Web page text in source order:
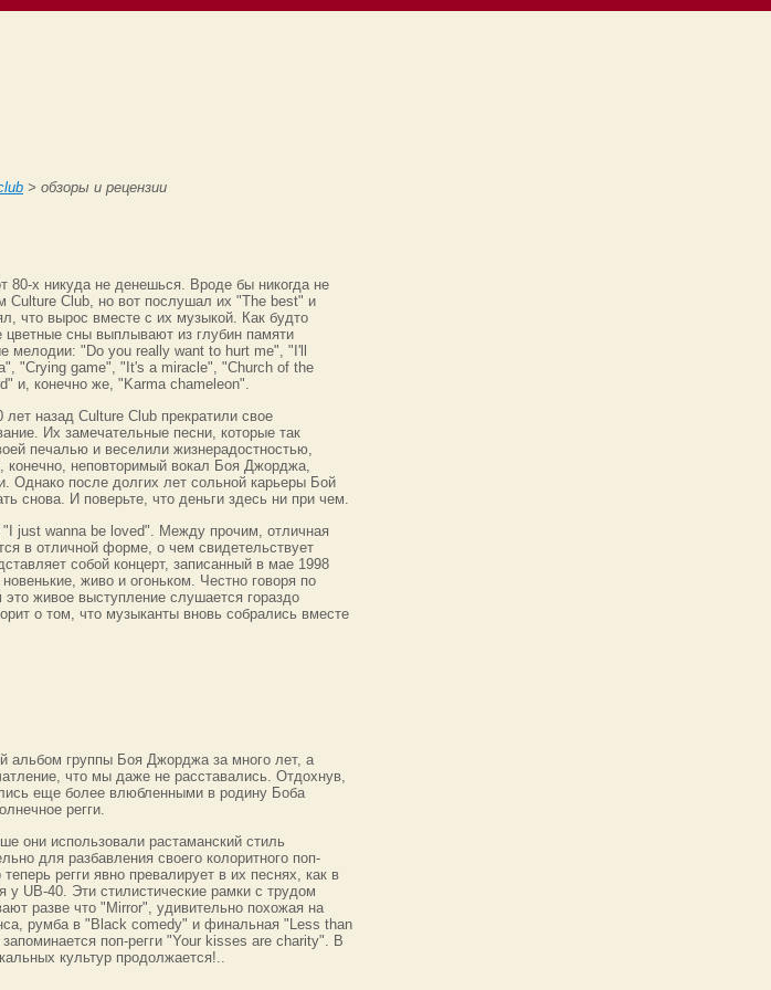
> обзоры и рецензии
80-х никуда не денешься. Вроде бы никогда не
Culture Club, но вот послушал их "The best" и
что вырос вместе с их музыкой. Как будто
цветные сны выплывают из глубин памяти
мелодии: "Do you really want to hurt me", "I'll
"Crying game", "It's a miracle", "Church of the
и, конечно же, "Karma chameleon".
назад Culture Club прекратили свое
Их замечательные песни, которые так
печалью и веселили жизнерадостностью,
конечно, неповторимый вокал Боя Джорджа,
Однако после долгих лет сольной карьеры Бой
снова. И поверьте, что деньги здесь ни при чем.
"I just wanna be loved". Между прочим, отличная
в отличной форме, о чем свидетельствует
собой концерт, записанный в мае 1998
живо и огоньком. Честно говоря по
живое выступление слушается гораздо
о том, что музыканты вновь собрались вместе
альбом группы Боя Джорджа за много лет, а
что мы даже не расставались. Отдохнув,
еще более влюбленными в родину Боба
регги.
они использовали растаманский стиль
для разбавления своего колоритного поп-
регги явно превалирует в их песнях, как в
у UB-40. Эти стилистические рамки с трудом
разве что "Mirror", удивительно похожая на
румба в "Black comedy" и финальная "Less than
поп-регги "Your kisses are charity". В
культур продолжается!..